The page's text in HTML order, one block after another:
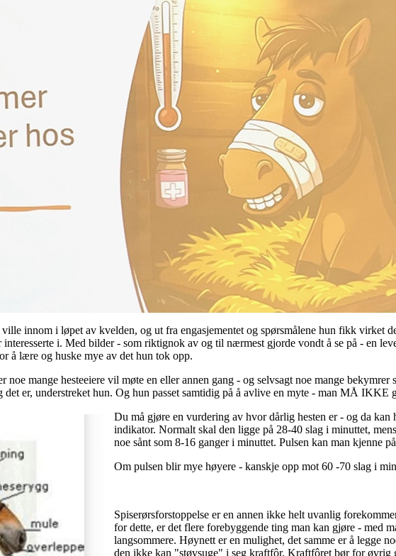
innom i løpet av kvelden, og ut fra engasjementet og spørsmålene hun fikk virket
i. Med bilder - som riktignok av og til nærmest gjorde vondt å se på - en
å lære og huske mye av det hun tok opp.
mange hesteeiere vil møte en eller annen gang - og selvsagt noe mange bekymrer
er, understreket hun. Og hun passet samtidig på å avlive en myte - man MÅ IKKE
Du må gjøre en vurdering av hvor dårlig hesten er - og da kan
indikator. Normalt skal den ligge på 28-40 slag i minuttet,
noe sånt som 8-16 ganger i minuttet. Pulsen kan man kjenne
Om pulsen blir mye høyere - kanskje opp mot 60 -70 slag i
Spiserørsforstoppelse er en annen ikke helt uvanlig
for dette, er det flere forebyggende ting man kan gjøre - med
langsommere. Høynett er en mulighet, det samme er å legge
den ikke kan "støvsuge" i seg kraftfôr. Kraftfôret bør for øvrig